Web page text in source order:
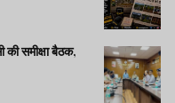
समीक्षा बैठक,